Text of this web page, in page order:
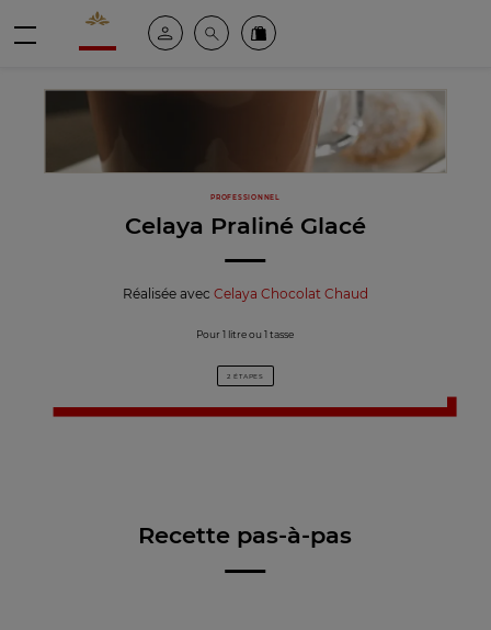
Valrhona - Imaginons le meilleur du chocolat
Espace clientRechercheCommandez en ligne
PROFESSIONNEL
Celaya Praliné Glacé
Réalisée avec Celaya Chocolat Chaud
Pour 1 litre ou 1 tasse
2 ÉTAPES
Recette pas-à-pas